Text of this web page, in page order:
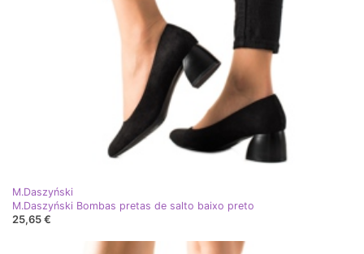
M.Daszyński
M.Daszyński Bombas pretas de salto baixo preto
25,65 €